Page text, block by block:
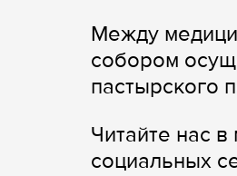
Между
собором
пастырского
Читайте нас
cоциальных